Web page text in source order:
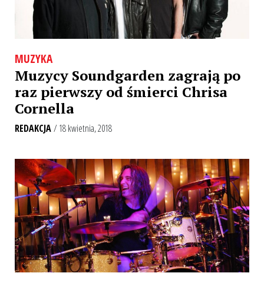
MUZYKA
Muzycy Soundgarden zagrają po
raz pierwszy od śmierci Chrisa
Cornella
REDAKCJA/ 18 kwietnia, 2018